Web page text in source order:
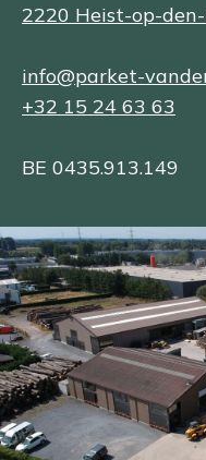
2220 Heist-op-
info@parket-
+32 15 24 63 63
BE 0435.913.149